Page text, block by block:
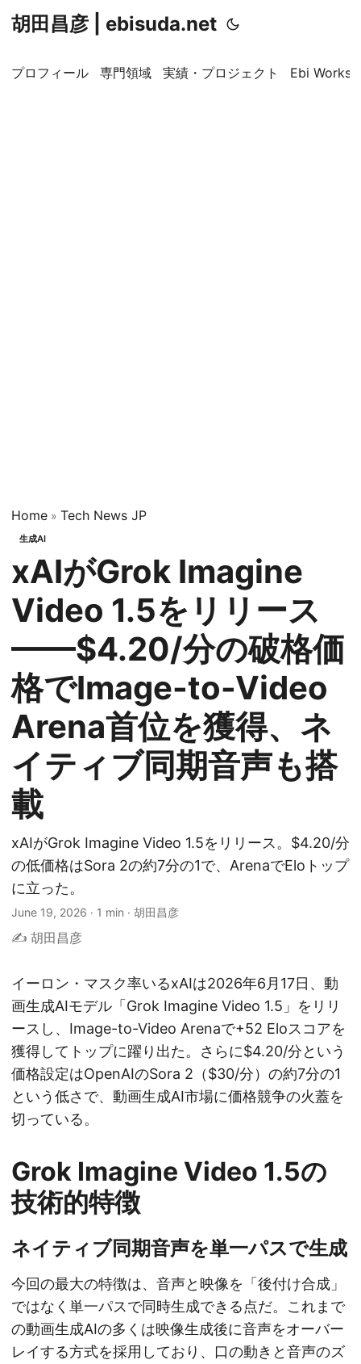
胡田昌彦 | ebisuda.net
プロフィール 専門領域 実績・プロジェクト Ebi
Home » Tech News JP
生成AI
xAIがGrok Imagine
Video 1.5をリリース
——$4.20/分の破格価
格でImage-to-Video
Arena首位を獲得、ネ
イティブ同期音声も搭
載
xAIがGrok Imagine Video 1.5をリリース。$4.20/分
の低価格はSora 2の約7分の1で、ArenaでEloトップ
に立った。
June 19, 2026 · 1 min · 胡田昌彦
✍️ 胡田昌彦
イーロン・マスク率いるxAIは2026年6月17日、動
画生成AIモデル「Grok Imagine Video 1.5」をリリ
ースし、Image-to-Video Arenaで+52 Eloスコアを
獲得してトップに躍り出た。さらに$4.20/分という
価格設定はOpenAIのSora 2（$30/分）の約7分の1
という低さで、動画生成AI市場に価格競争の火蓋を
切っている。
Grok Imagine Video 1.5の
技術的特徴
ネイティブ同期音声を単一パスで生成
今回の最大の特徴は、音声と映像を「後付け合成」
ではなく単一パスで同時生成できる点だ。これまで
の動画生成AIの多くは映像生成後に音声をオーバー
レイする方式を採用しており、口の動きと音声のズ